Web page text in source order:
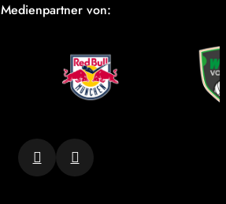
Medienpartner von: